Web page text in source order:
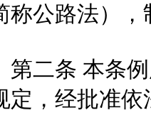
称公路法），
条 本条例
定，经批准